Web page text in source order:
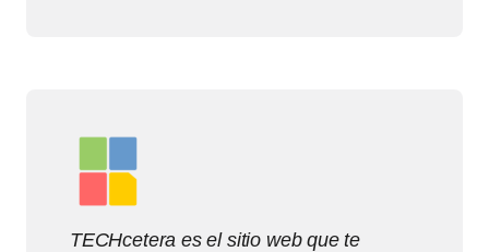
TECHcetera es el sitio web que te